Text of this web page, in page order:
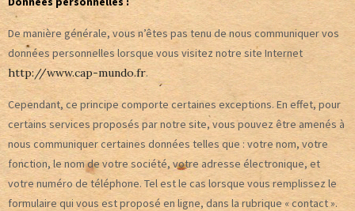
De manière générale, vous n’êtes pas tenu de nous communiquer vos
données personnelles lorsque vous visitez notre site Internet
http://www.cap-mundo.fr.
Cependant, ce principe comporte certaines exceptions. En effet, pour
certains services proposés par notre site, vous pouvez être amenés à
nous communiquer certaines données telles que : votre nom, votre
fonction, le nom de votre société, votre adresse électronique, et
votre numéro de téléphone. Tel est le cas lorsque vous remplissez le
formulaire qui vous est proposé en ligne, dans la rubrique « contact ».